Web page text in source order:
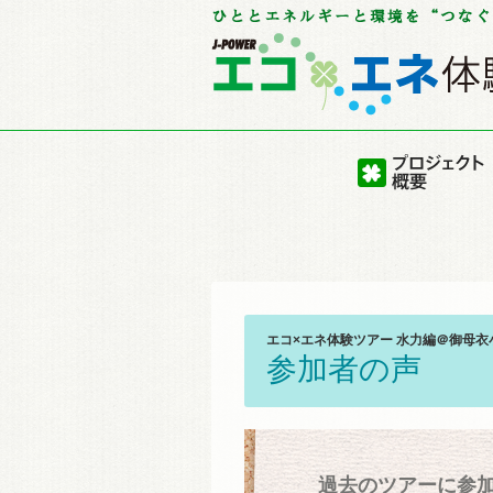
エコ×エネ体験ツアー 水力編＠御母
参加者の声
過去のツアーに参